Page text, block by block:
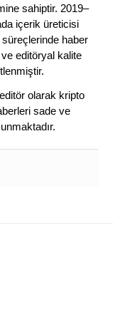
sahiptir. 2019–
içerik üreticisi
haber
editöryal kalite
olarak kripto
sade ve